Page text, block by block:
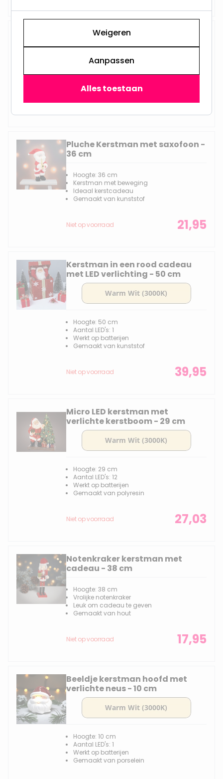
Kerstman kaars van wax - 14 cm
Aantal LED's: 0
Niet op voorraad 3,49
Pluche Kerstman met saxofoon -
36 cm
Hoogte: 36 cm
Kerstman met beweging
Ideaal kerstcadeau
Gemaakt van kunststof
Niet op voorraad 21,95
Kerstman in een rood cadeau
met LED verlichting - 50 cm
Hoogte: 50 cm
Aantal LED's: 1
Werkt op batterijen
Gemaakt van kunststof
Niet op voorraad 39,95
Micro LED kerstman met
verlichte kerstboom - 29 cm
Hoogte: 29 cm
Aantal LED's: 12
Werkt op batterijen
Gemaakt van polyresin
Niet op voorraad 27,03
Notenkraker kerstman met
cadeau - 38 cm
Hoogte: 38 cm
Vrolijke notenkraker
Leuk om cadeau te geven
Gemaakt van hout
Niet op voorraad 17,95
Beeldje kerstman hoofd met
verlichte neus - 10 cm
Hoogte: 10 cm
Aantal LED's: 1
Werkt op batterijen
Gemaakt van porselein
Weigeren
Aanpassen
Alles toestaan